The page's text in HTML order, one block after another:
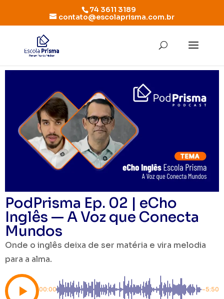
74 3611 3189
contato@escolaprisma.com.br
PodPrisma Ep. 02 | eCho
Inglês — A Voz que Conecta
Mundos
Onde o inglês deixa de ser matéria e vira melodia
para a alma.
00:00 -5:50